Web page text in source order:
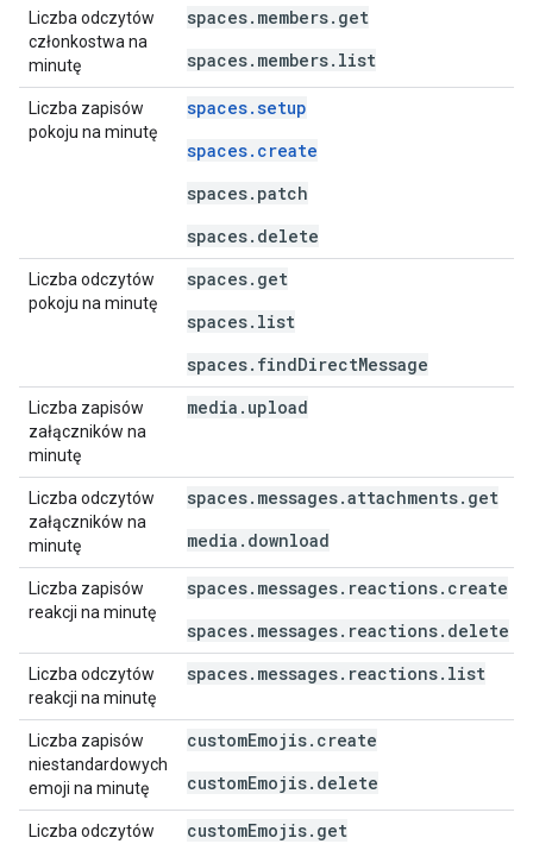
Liczba odczytów
członkostwa na
minutę
spaces.members.get
spaces.members.list
Liczba zapisów
pokoju na minutę
spaces.setup
spaces.create
spaces.patch
spaces.delete
Liczba odczytów
pokoju na minutę
spaces.get
spaces.list
spaces.findDirectMessage
Liczba zapisów
załączników na
minutę
media.upload
Liczba odczytów
załączników na
minutę
spaces.messages.attachments.get
media.download
Liczba zapisów
reakcji na minutę
spaces.messages.reactions.create
spaces.messages.reactions.delete
Liczba odczytów
reakcji na minutę
spaces.messages.reactions.list
Liczba zapisów
niestandardowych
emoji na minutę
customEmojis.create
customEmojis.delete
Liczba odczytów
customEmojis.get